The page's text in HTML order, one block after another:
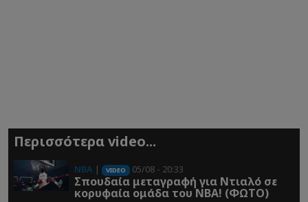
Περισσότερα video...
NBA | VIDEO 05/08 - 20:33
Σπουδαία μεταγραφή για Ντιαλό σε
κορυφαία ομάδα του NBA! (ΦΩΤΟ)